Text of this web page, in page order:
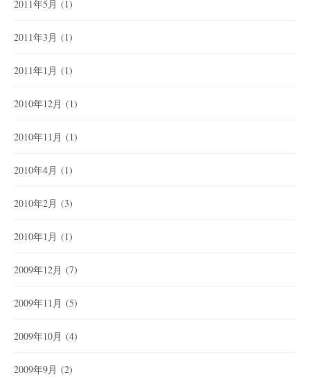
2011年5月 (1)
2011年3月 (1)
2011年1月 (1)
2010年12月 (1)
2010年11月 (1)
2010年4月 (1)
2010年2月 (3)
2010年1月 (1)
2009年12月 (7)
2009年11月 (5)
2009年10月 (4)
2009年9月 (2)